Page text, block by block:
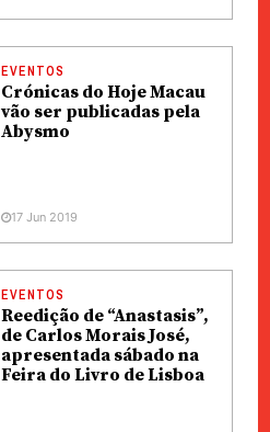
EVENTOS
Crónicas do Hoje Macau
vão ser publicadas pela
Abysmo
17 Jun 2019
EVENTOS
Reedição de “Anastasis”,
de Carlos Morais José,
apresentada sábado na
Feira do Livro de Lisboa